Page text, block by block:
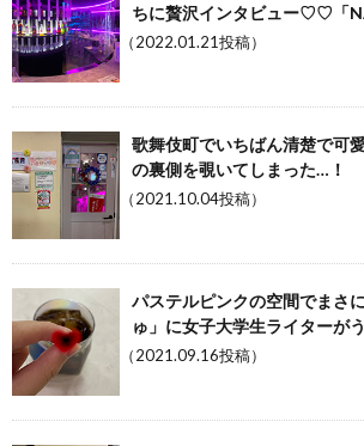
ちに贅沢インタビュー♡♡「
（2022.01.21投稿）
歌舞伎町でいちばん清楚で可
の裏側を覗いてしまった…！
（2021.10.04投稿）
パステルピンクの空間でまさ
ゅ」に女子大学生ライターが
（2021.09.16投稿）